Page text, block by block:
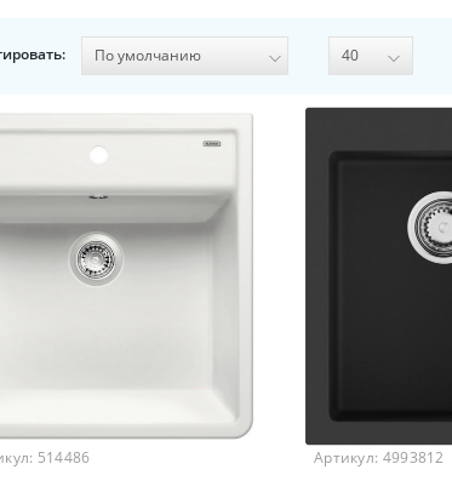
514486 Артикул: 4993812